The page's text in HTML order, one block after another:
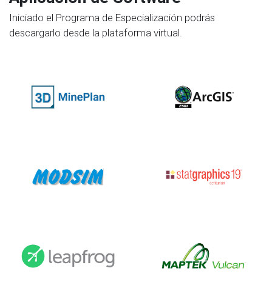
Iniciado el Programa de Especialización podrás
descargarlo desde la plataforma virtual.